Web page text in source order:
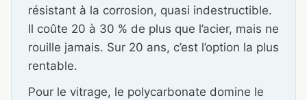
résistant à la corrosion, quasi indestructible.
Il coûte 20 à 30 % de plus que l’acier, mais ne
rouille jamais. Sur 20 ans, c’est l’option la plus
rentable.
Pour le vitrage, le polycarbonate domine le